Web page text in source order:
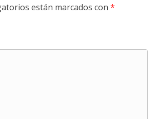
están marcados con *